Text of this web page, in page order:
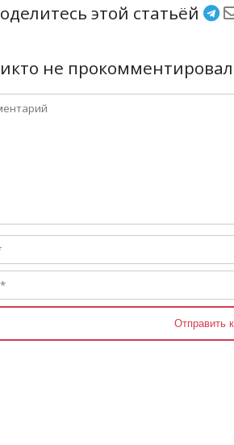
этой статьёй
не